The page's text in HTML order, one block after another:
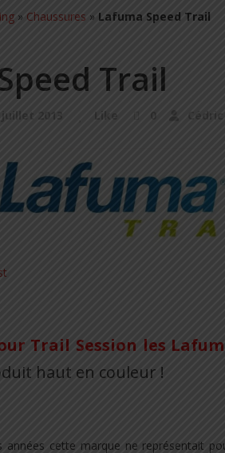
» Chaussures » Lafuma Speed Trail
Trail
juillet 2013 Like 0
Trail Session les
haut en couleur !
années cette marque ne représentait